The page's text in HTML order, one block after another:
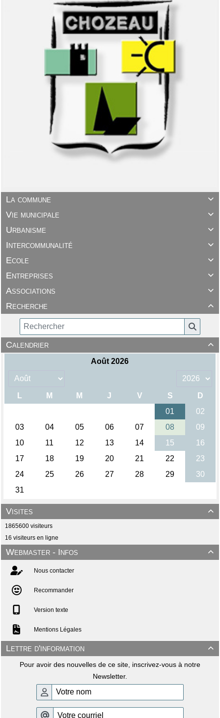

La commune

Vie municipale

Urbanisme

Intercommunalité

Ecole

Entreprises

Associations

Recherche

Calendrier

Visites
1865600 visiteurs
16 visiteurs en ligne

Webmaster - Infos
Nous contacter
Recommander
Version texte
Mentions Légales

Lettre d'information
Pour avoir des nouvelles de ce site, inscrivez-vous à notre
Newsletter.